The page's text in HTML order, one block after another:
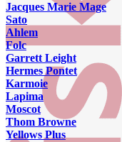
Jacques Marie Mage
Sato
Ahlem
Folc
Garrett Leight
Hermes Pontet
Karmoie
Lapima
Moscot
Thom Browne
Yellows Plus